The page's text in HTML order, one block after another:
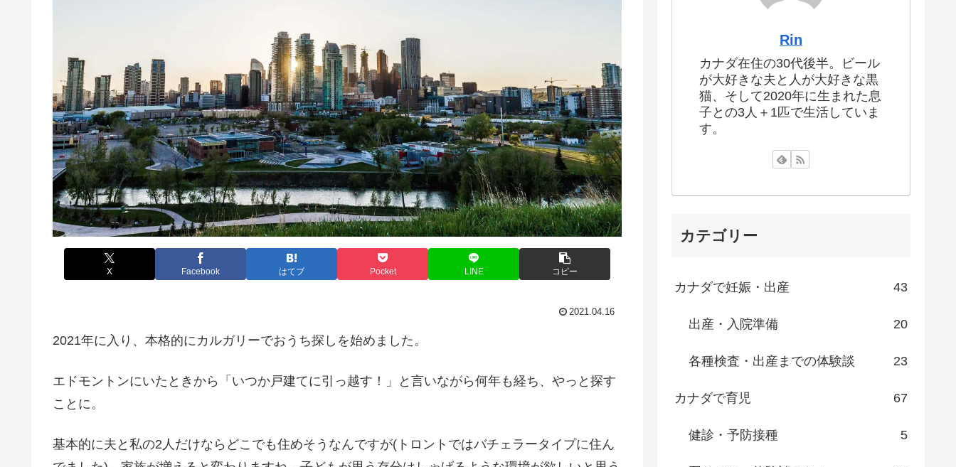
X Facebook はてブ Pocket LINE コピー
2021.04.16
2021年に入り、本格的にカルガリーでおうち探しを始めました。
エドモントンにいたときから「いつか戸建てに引っ越す！」と言いながら何年も経ち、やっと探す
ことに。
基本的に夫と私の2人だけならどこでも住めそうなんですが(トロントではバチェラータイプに住ん
Rin
カナダ在住の30代後半。ビール
が大好きな夫と人が大好きな黒
猫、そして2020年に生まれた息
子との3人＋1匹で生活していま
す。
カテゴリー
カナダで妊娠・出産 43
出産・入院準備 20
各種検査・出産までの体験談 23
カナダで育児 67
健診・予防接種 5